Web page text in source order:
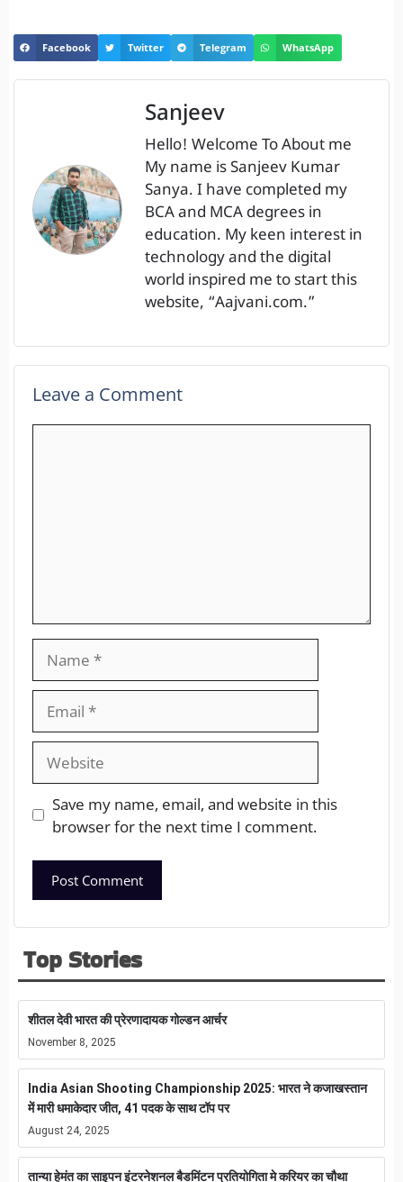
Facebook Twitter Telegram WhatsApp
Sanjeev
Hello! Welcome To About me
My name is Sanjeev Kumar
Sanya. I have completed my
BCA and MCA degrees in
education. My keen interest in
technology and the digital
world inspired me to start this
website, “Aajvani.com.”
Leave a Comment
Save my name, email, and website in this
browser for the next time I comment.
Top Stories
शीतल देवी भारत की प्रेरणादायक गोल्डन आर्चर
November 8, 2025
India Asian Shooting Championship 2025: भारत ने कजाखस्तान
में मारी धमाकेदार जीत, 41 पदक के साथ टॉप पर
August 24, 2025
तान्या हेमंत का साइपन इंटरनेशनल बैडमिंटन प्रतियोगिता मे करियर का चौथा